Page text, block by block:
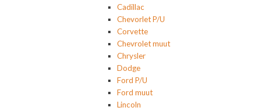
Cadillac
Chevorlet P/U
Corvette
Chevrolet muut
Chrysler
Dodge
Ford P/U
Ford muut
Lincoln